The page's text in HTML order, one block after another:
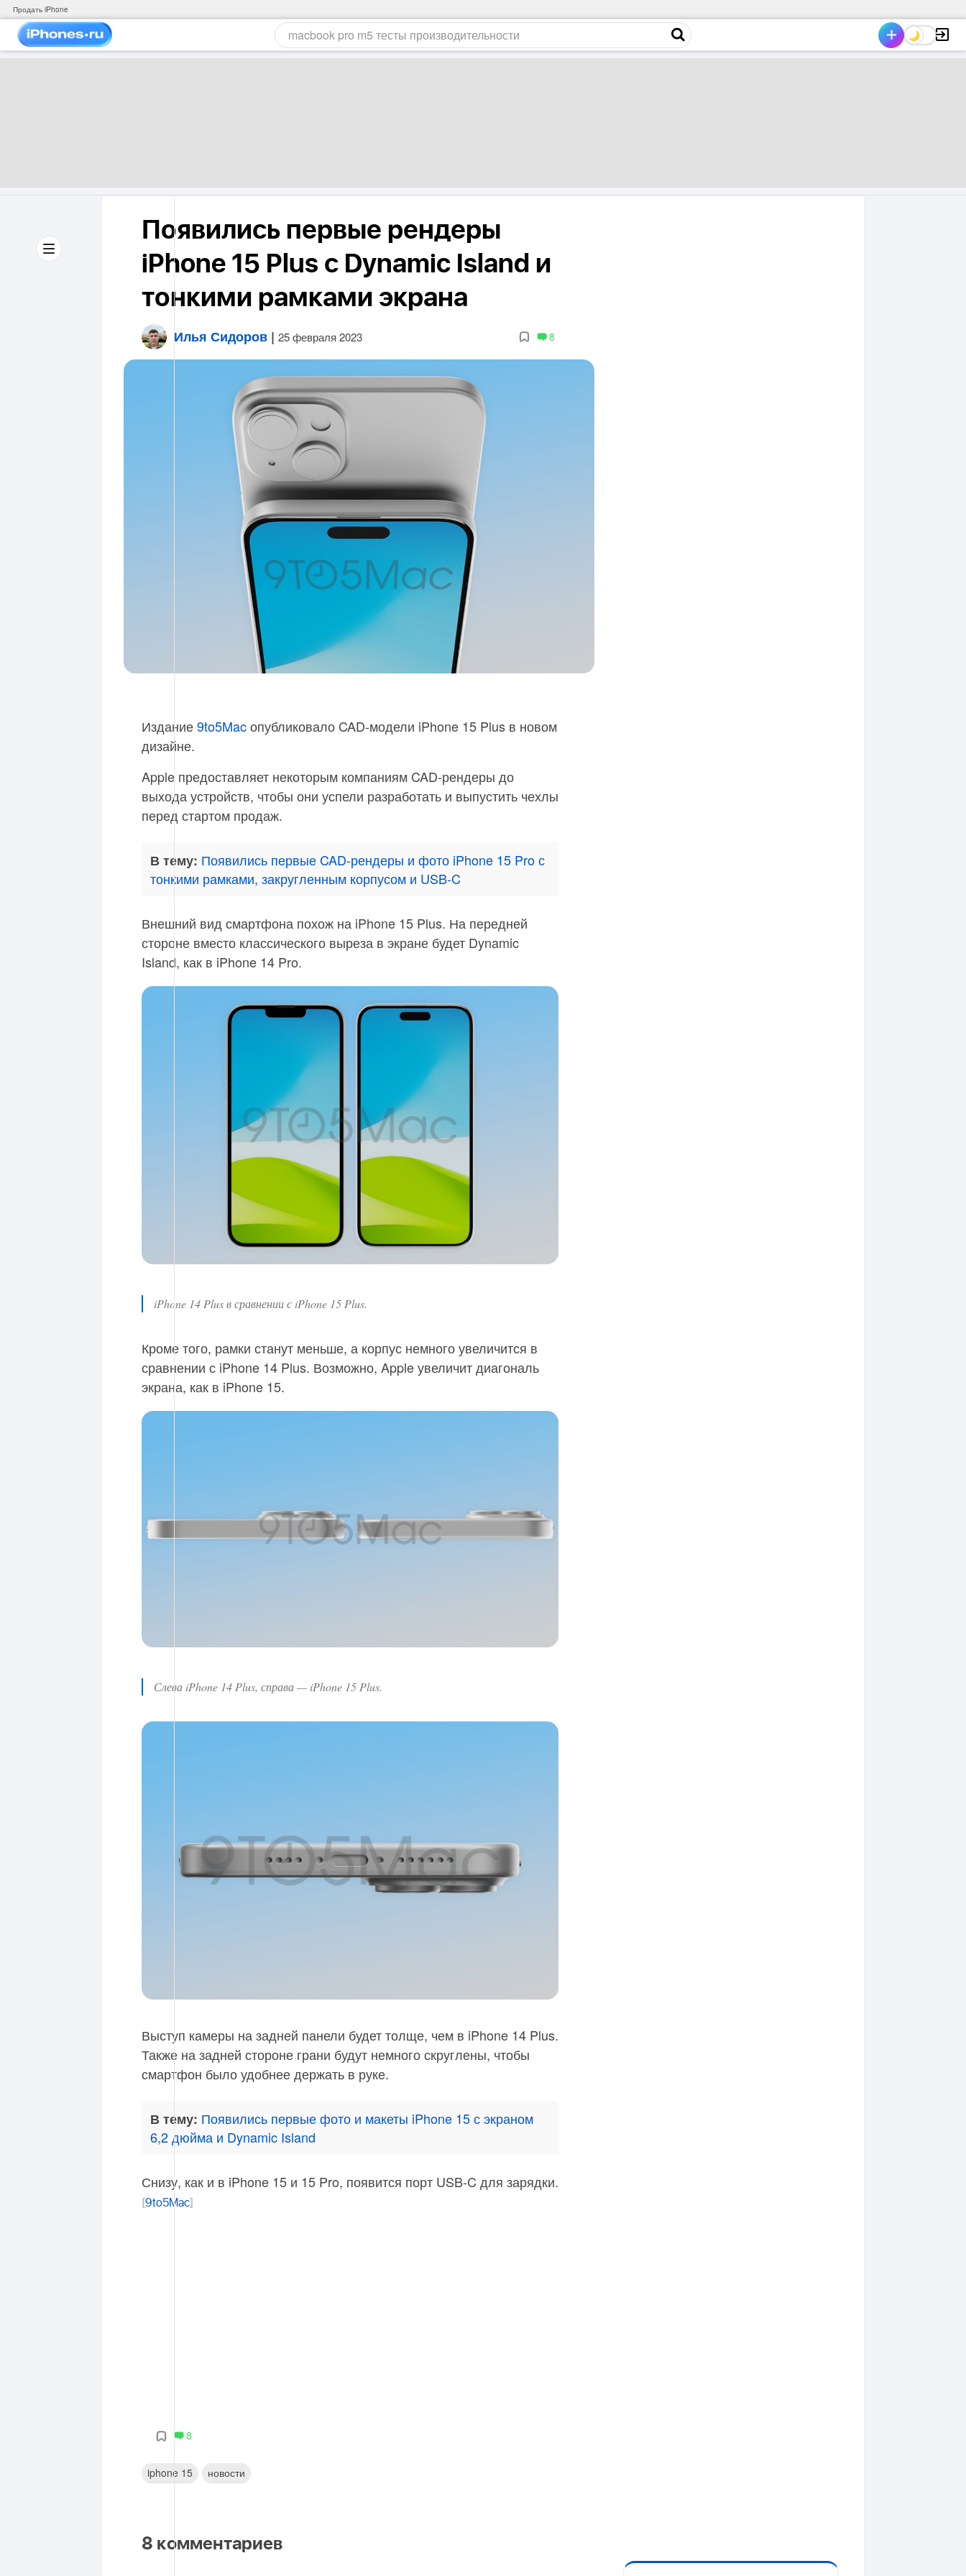
Продать iPhone
Появились первые рендеры
iPhone 15 Plus с Dynamic Island и
тонкими рамками экрана
Илья Сидоров | 25 февраля 2023 8
Издание9to5Macопубликовало CAD-модели iPhone 15 Plus в новом
дизайне.
Apple предоставляет некоторым компаниям CAD-рендеры до
выхода устройств, чтобы они успели разработать и выпустить чехлы
перед стартом продаж.
В тему: Появились первые CAD-рендеры и фото iPhone 15 Pro с
тонкими рамками, закругленным корпусом и USB-C
Внешний вид смартфона похож на iPhone 15 Plus. На передней
стороне вместо классического выреза в экране будет Dynamic
Island, как в iPhone 14 Pro.
iPhone 14 Plus в сравнении с iPhone 15 Plus.
Кроме того, рамки станут меньше, а корпус немного увеличится в
сравнении с iPhone 14 Plus. Возможно, Apple увеличит диагональ
экрана, как в iPhone 15.
Слева iPhone 14 Plus, справа — iPhone 15 Plus.
Выступ камеры на задней панели будет толще, чем в iPhone 14 Plus.
Также на задней стороне грани будут немного скруглены, чтобы
смартфон было удобнее держать в руке.
В тему: Появились первые фото и макеты iPhone 15 с экраном
6,2 дюйма и Dynamic Island
Снизу, как и в iPhone 15 и 15 Pro, появится порт USB-C для зарядки.
9to5Mac
8
iphone 15 новости
8 комментариев